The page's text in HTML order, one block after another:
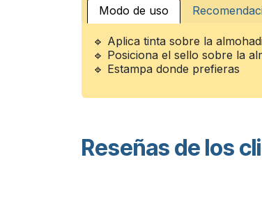
Modo de uso
🔹 Aplica tinta sobre la
🔹 Posiciona el sello sobre la
🔹 Estampa donde prefieras
Reseñas de los